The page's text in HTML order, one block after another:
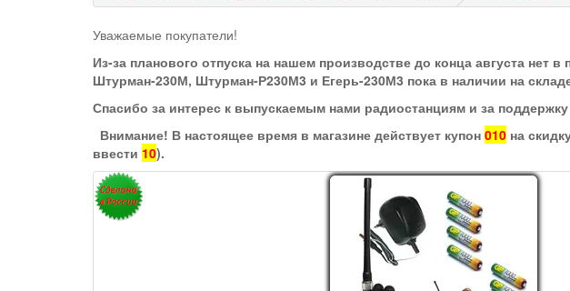
Уважаемые покупатели!
Из-за планового отпуска на нашем производстве до конца августа
Штурман-230М, Штурман-Р230М3 и Егерь-230М3 пока в наличии на
Спасибо за интерес к выпускаемым нами радиостанциям и за
Внимание! В настоящее время в магазине действует купон 010 на
ввести 10).